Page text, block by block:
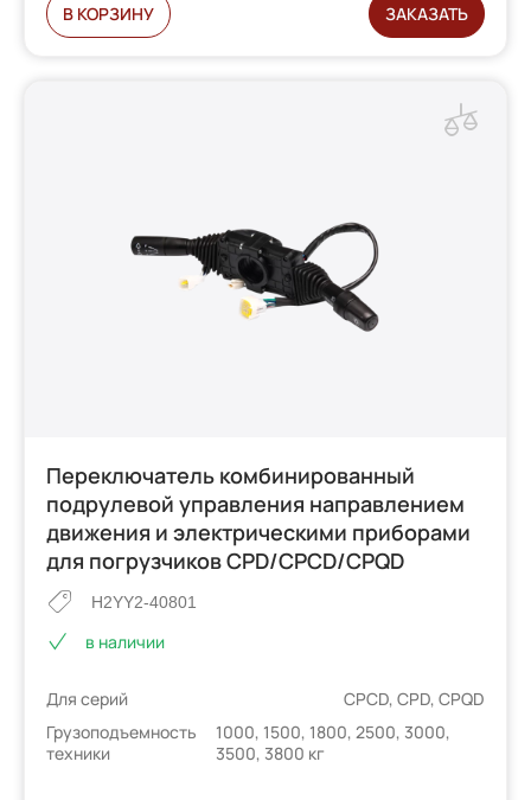
В КОРЗИНУ ЗАКАЗАТЬ
Переключатель комбинированный
подрулевой управления направлением
движения и электрическими приборами
для погрузчиков CPD/CPCD/CPQD
H2YY2-40801
в наличии
Для серий
CPCD, CPD, CPQD
Грузоподъемность
техники
1000, 1500, 1800, 2500, 3000,
3500, 3800 кг